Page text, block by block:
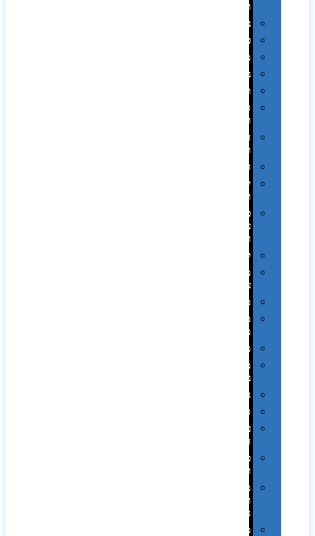
ומטענים
ביגוד
כובעים
מגבות
בקבוקים
תרמי
ספלים
וכוסות
הוקרה
ואומנות
חגים
יין
ומארזים
כלי
עבודה
ופנסים
למטבח
מוצרי
עור
מחברות
מחזיקי
מפתחות
משחקים
מתנה
בפחית
נסיעות
ספורט
על
השולחן…
פינוק
וספא
מזוודות
ותיקי
נסיעות
מטריות